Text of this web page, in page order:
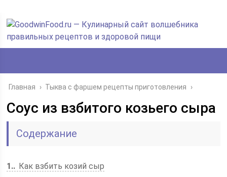
Главная › Тыква с фаршем рецепты приготовления ›
Соус из взбитого козьего сыра
Содержание
1.
Как взбить козий сыр